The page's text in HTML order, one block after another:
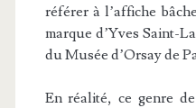
référer à l’affiche
marque d’Yves Saint-
du Musée d’Orsay de
En réalité, ce genre